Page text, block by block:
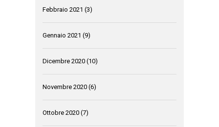
Febbraio 2021 (3)
Gennaio 2021 (9)
Dicembre 2020 (10)
Novembre 2020 (6)
Ottobre 2020 (7)